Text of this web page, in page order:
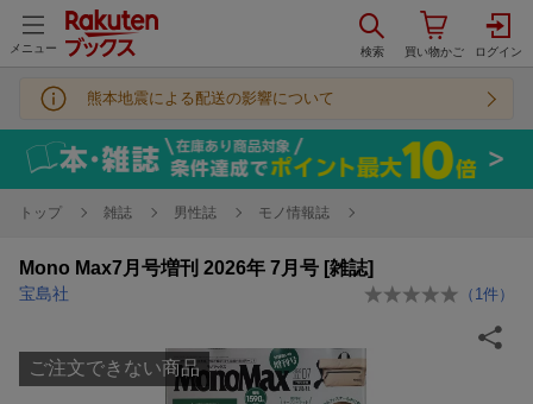
メニュー
熊本地震による配送の影響について
トップ 雑誌 男性誌 モノ情報誌
Mono Max7月号増刊 2026年 7月号 [雑誌]
宝島社 （ 1 件）
ご注文できない商品